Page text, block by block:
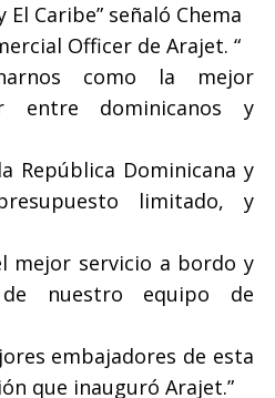
Caribe” señaló Chema
Officer de Arajet. “
como la mejor
entre dominicanos y
República Dominicana y
limitado, y
mejor servicio a bordo y
nuestro equipo de
embajadores de esta
que inauguró Arajet.”